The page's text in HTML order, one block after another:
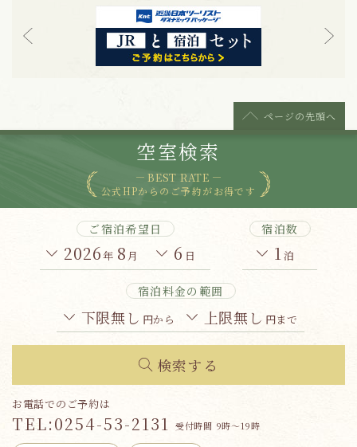
ページの先頭へ
空室検索
BEST RATE
公式HPからのご予約がお得です
ご宿泊希望日
2026年 8 月 6 日
宿泊数
1泊
宿泊料金の範囲
下限無し 円から 上限無し 円まで
検索する
お電話でのご予約は
TEL:0254-53-2131 受付時間 9時～19時